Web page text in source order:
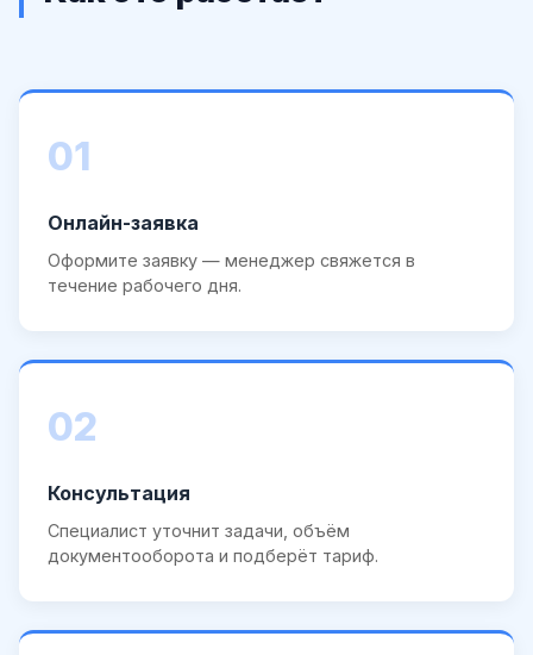
01
Онлайн-заявка
Оформите заявку — менеджер свяжется в
течение рабочего дня.
02
Консультация
Специалист уточнит задачи, объём
документооборота и подберёт тариф.